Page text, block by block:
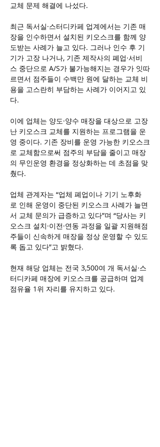
교체 문제 해결에 나섰다.
최근 독서실·스터디카페 업계에서는 기존 매
장을 인수하면서 설치된 키오스크를 함께 양
도받는 사례가 늘고 있다. 그러나 인수 후 기
기가 고장 나거나, 기존 제작사의 폐업·서비
스 중단으로 A/S가 불가능해지는 경우가 잇따
르면서 점주들이 수백만 원에 달하는 교체 비
용을 고스란히 부담하는 사례가 이어지고 있
다.
이에 업체는 양도·양수 매장을 대상으로 고장
난 키오스크 교체를 지원하는 프로그램을 운
영 중이다. 기존 장비를 운영 가능한 키오스크
로 교체함으로써 점주의 부담을 줄이고 매장
의 무인운영 환경을 정상화하는 데 초점을 맞
췄다.
업체 관계자는 “업체 폐업이나 기기 노후화
로 인해 운영이 중단된 키오스크 사례가 늘면
서 교체 문의가 급증하고 있다”며 “당사는 키
오스크 설치·이전·연동 과정을 일괄 지원해점
주들이 신속하게 매장을 정상 운영할 수 있도
록 돕고 있다”고 밝혔다.
현재 해당 업체는 전국 3,500여 개 독서실·스
터디카페 매장에 키오스크를 공급하며 업계
점유율 1위 자리를 유지하고 있다.